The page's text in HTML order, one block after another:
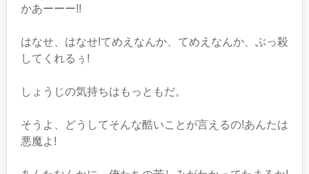
かあーーー!!
はなせ、はなせ!てめえなんか、てめえなんか、ぶっ殺
してくれるぅ!
しょうじの気持ちはもっともだ。
そうよ、どうしてそんな酷いことが言えるの!あんたは
悪魔よ!